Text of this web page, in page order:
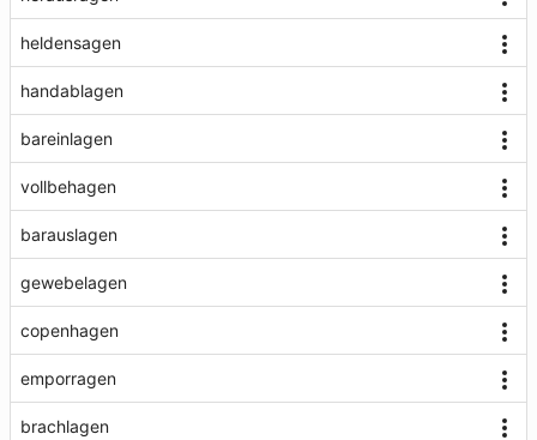
heldensagen
handablagen
bareinlagen
vollbehagen
barauslagen
gewebelagen
copenhagen
emporragen
brachlagen